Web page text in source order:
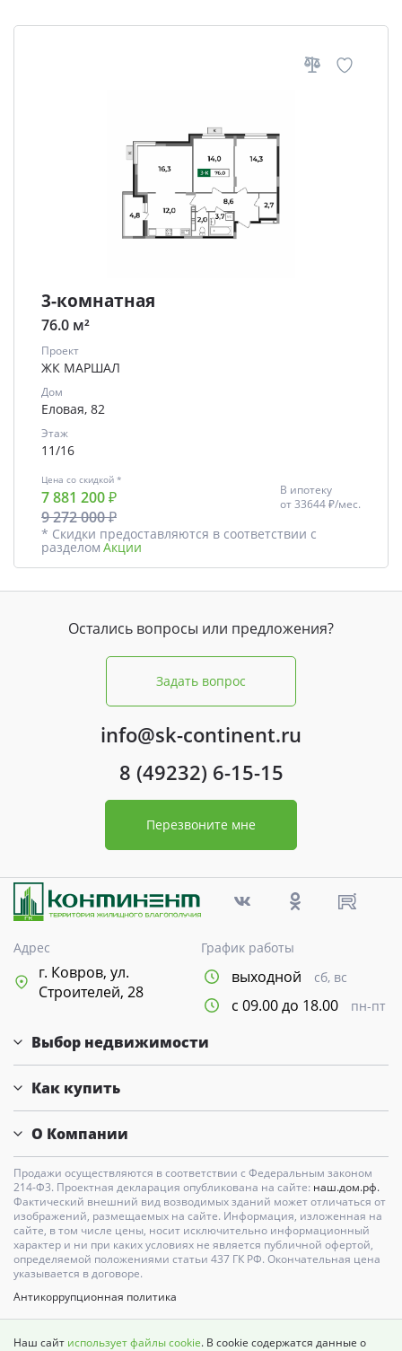
3-комнатная
76.0 м²
Проект
ЖК МАРШАЛ
Дом
Еловая, 82
Этаж
11/16
Цена со скидкой *
7 881 200 ₽
9 272 000 ₽
В ипотеку
от33644 ₽/мес.
* Скидки предоставляются в соответствии с
разделом Акции
Остались вопросы или предложения?
Задать вопрос
info@sk-continent.ru
8 (49232) 6-15-15
Перезвоните мне
Адрес
г. Ковров, ул.
Строителей, 28
График работы
выходной сб, вс
с 09.00 до 18.00 пн-пт
Выбор недвижимости
Как купить
О Компании
Продажи осуществляются в соответствии с Федеральным законом
214-Ф3. Проектная декларация опубликована на сайте: наш.дом.рф.
Фактический внешний вид возводимых зданий может отличаться от
изображений, размещаемых на сайте. Информация, изложенная на
сайте, в том числе цены, носит исключительно информационный
характер и ни при каких условиях не является публичной офертой,
определяемой положениями статьи 437 ГК РФ. Окончательная цена
указывается в договоре.
Антикоррупционная политика
Наш сайт использует файлы cookie. В cookie содержатся данные о